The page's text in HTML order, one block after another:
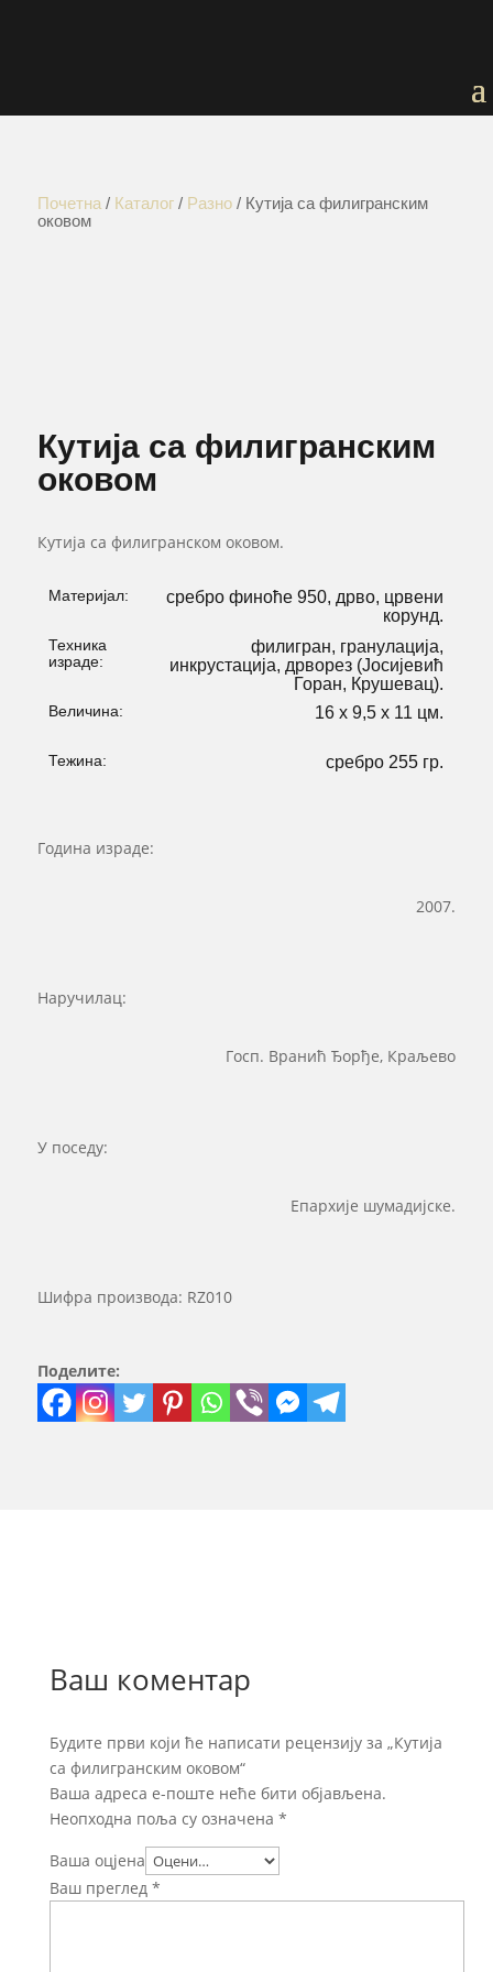
Почетна / Каталог/ Разно/ Кутија са филигранским
оковом
Кутија са филигранским
оковом
Кутија са филигранском оковом.
Материјал:
сребро финоће 950, дрво, црвени
корунд.
Техника
израде:
филигран, гранулација,
инкрустација, дрворез (Јосијевић
Горан, Крушевац).
Величина: 16 х 9,5 х 11 цм.
Тежина: сребро 255 гр.
Година израде:
2007.
Наручилац:
Госп. Вранић Ђорђе, Краљево
У поседу:
Епархије шумадијске.
Шифра производа: RZ010
Поделите:
Ваш коментар
Будите први који ће написати рецензију за „Кутија
са филигранским оковом“
Ваша адреса е-поште неће бити објављена.
Неопходна поља су означена *
Ваша оцјена
Ваш преглед *